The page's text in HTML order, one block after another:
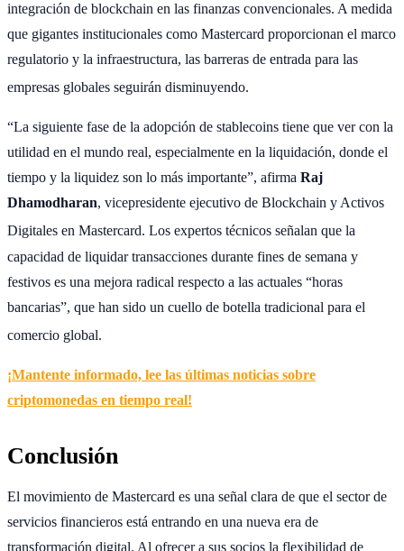
integración de blockchain en las finanzas convencionales. A medida
que gigantes institucionales como Mastercard proporcionan el marco
regulatorio y la infraestructura, las barreras de entrada para las
empresas globales seguirán disminuyendo.
“La siguiente fase de la adopción de stablecoins tiene que ver con la
utilidad en el mundo real, especialmente en la liquidación, donde el
tiempo y la liquidez son lo más importante”, afirma Raj
Dhamodharan, vicepresidente ejecutivo de Blockchain y Activos
Digitales en Mastercard. Los expertos técnicos señalan que la
capacidad de liquidar transacciones durante fines de semana y
festivos es una mejora radical respecto a las actuales “horas
bancarias”, que han sido un cuello de botella tradicional para el
comercio global.
¡Mantente informado, lee las últimas noticias sobre
criptomonedas en tiempo real!
Conclusión
El movimiento de Mastercard es una señal clara de que el sector de
servicios financieros está entrando en una nueva era de
transformación digital. Al ofrecer a sus socios la flexibilidad de